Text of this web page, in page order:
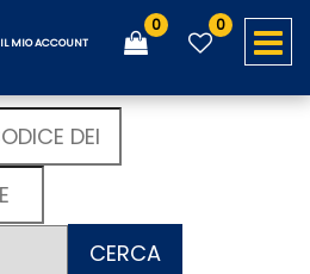
IL MIO ACCOUNT
0 0
CERCA